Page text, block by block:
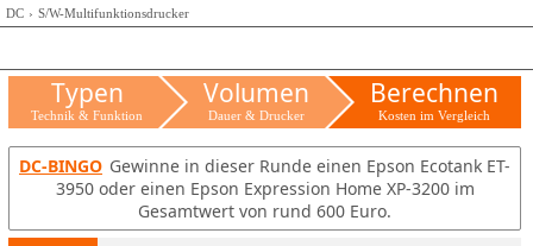
DC S/W-Multifunktionsdrucker
Typen
Technik & Funktion
Volumen
Dauer & Drucker
Berechnen
Kosten im Vergleich
DC-BINGO Gewinne in dieser Runde einen Epson Ecotank ET-
3950 oder einen Epson Expression Home XP-3200 im
Gesamtwert von rund 600 Euro.